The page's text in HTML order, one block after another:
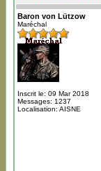
Baron von Lützow
Maréchal
Inscrit le: 09 Mar 2018
Messages: 1237
Localisation: AISNE